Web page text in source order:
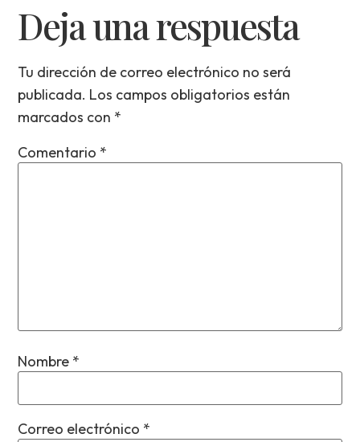
Deja una respuesta
Tu dirección de correo electrónico no será
publicada. Los campos obligatorios están
marcados con *
Comentario *
Nombre *
Correo electrónico *